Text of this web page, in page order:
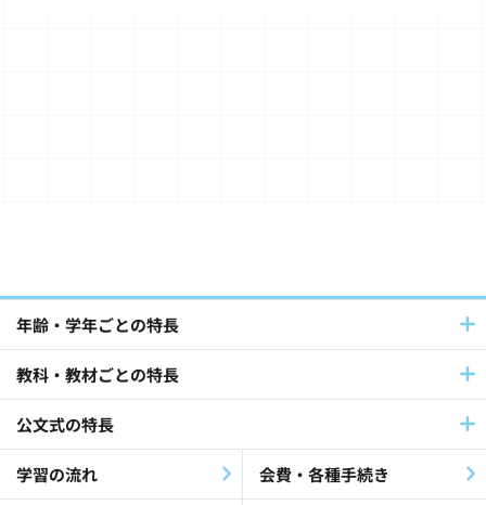
パートナーとの連携(42)
社員採用(9)
公文式教室(102)
障害児・障害者(60)
教材・指導(27)
公文公(35)
就労支援(24)
年齢・学年ごとの特長
教科・教材ごとの特長
公文式の特長
学習の流れ 会費・各種手続き